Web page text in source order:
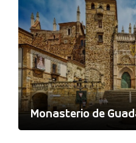
Monasterio de